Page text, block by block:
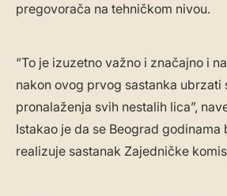
pregovorača na tehničkom nivou.
“To je izuzetno važno i značajno i
nakon ovog prvog sastanka ubrzati
pronalaženja svih nestalih lica”,
Istakao je da se Beograd godinama
realizuje sastanak Zajedničke